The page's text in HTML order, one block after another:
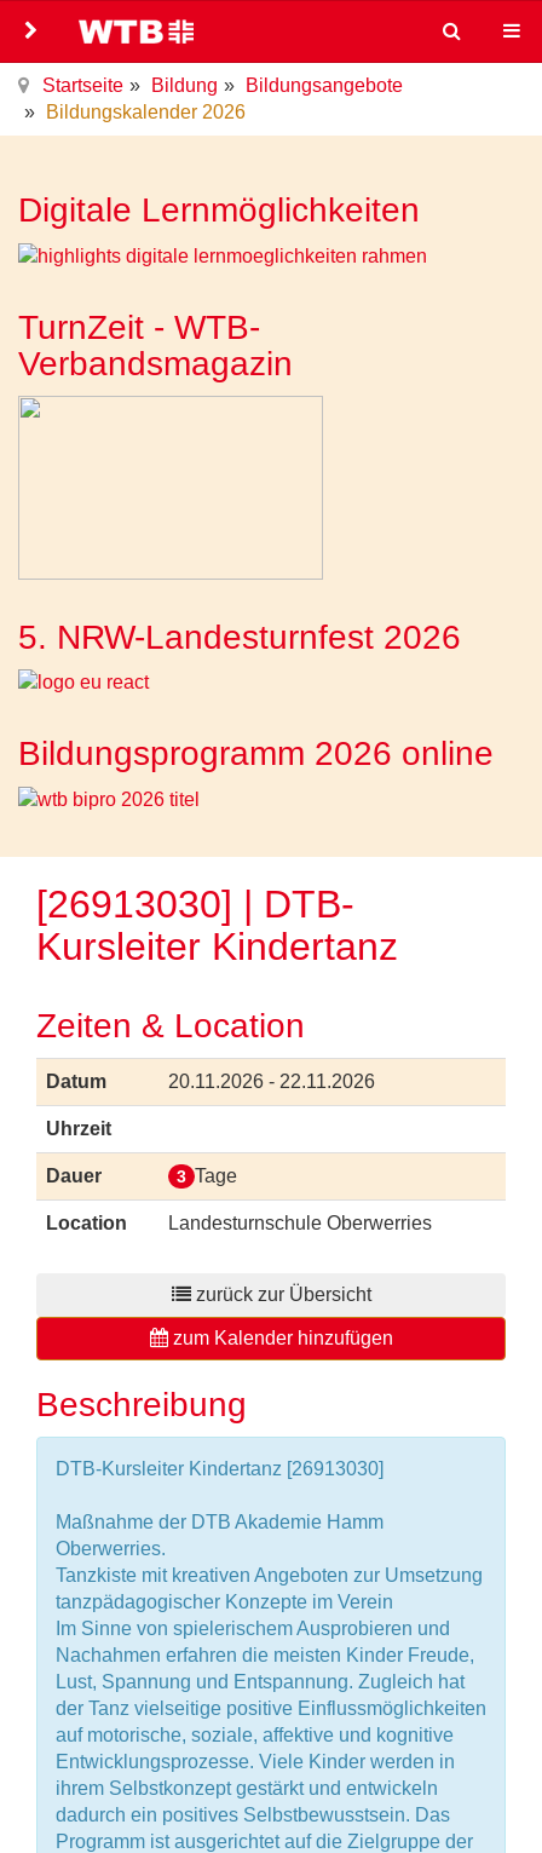
Startseite Bildung
Bildungsangebote
Bildungskalender 2026
Digitale Lernmöglichkeiten
TurnZeit - WTB-
Verbandsmagazin
5. NRW-Landesturnfest 2026
Bildungsprogramm 2026 online
[26913030] | DTB-
Kursleiter Kindertanz
Zeiten & Location
Datum 20.11.2026 - 22.11.2026
Uhrzeit
Dauer 3 Tage
Location Landesturnschule Oberwerries
zurück zur Übersicht
zum Kalender hinzufügen
Beschreibung
DTB-Kursleiter Kindertanz [26913030]
Maßnahme der DTB Akademie Hamm
Oberwerries.
Tanzkiste mit kreativen Angeboten zur Umsetzung
tanzpädagogischer Konzepte im Verein
Im Sinne von spielerischem Ausprobieren und
Nachahmen erfahren die meisten Kinder Freude,
Lust, Spannung und Entspannung. Zugleich hat
der Tanz vielseitige positive Einflussmöglichkeiten
auf motorische, soziale, affektive und kognitive
Entwicklungsprozesse. Viele Kinder werden in
ihrem Selbstkonzept gestärkt und entwickeln
dadurch ein positives Selbstbewusstsein. Das
Programm ist ausgerichtet auf die Zielgruppe der